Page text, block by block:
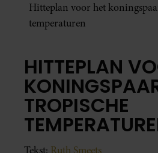
Hitteplan voor het
temperaturen
HITTEPLAN
TROPISCHE